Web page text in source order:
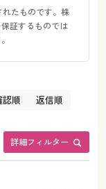
たものです。株
証するものでは
詳細フィルター
認順
返信順